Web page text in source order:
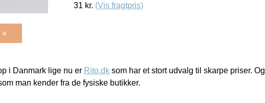
31 kr. (Vis fragtpris)
»
i Danmark lige nu er Rito.dk som har et stort udvalg til skarpe priser. Og
man kender fra de fysiske butikker.